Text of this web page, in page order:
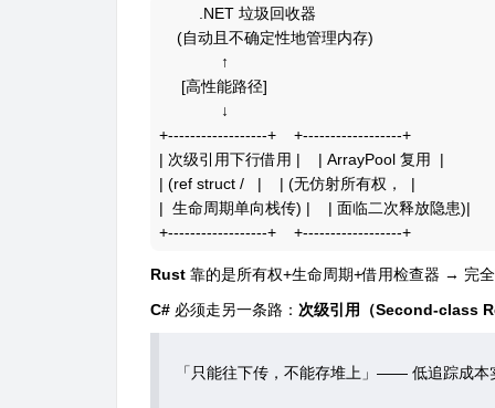
         .NET 垃圾回收器
    (自动且不确定性地管理内存)
              ↑
     [高性能路径]
              ↓
+------------------+    +------------------+
| 次级引用下行借用 |    | ArrayPool 复用  |
| (ref struct /   |    | (无仿射所有权，  |
|  生命周期单向栈传) |    | 面临二次释放隐患)|
Rust 靠的是所有权+生命周期+借用检查器 → 完
C# 必须走另一条路： 次级引用（Second-class
「只能往下传，不能存堆上」—— 低追踪成本